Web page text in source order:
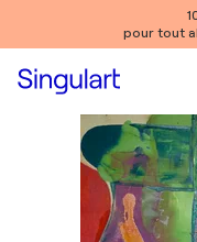
pour tout